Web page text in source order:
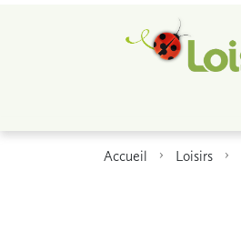
Accueil Loisirs